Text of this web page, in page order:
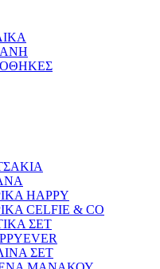
HAPPY
CELFIE & CO
ΣΕΤ
ΣΕΤ